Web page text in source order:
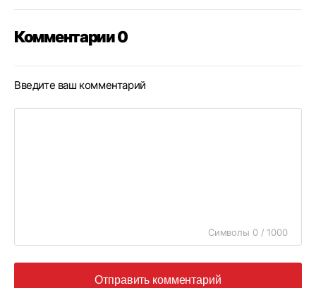
Комментарии 0
Введите ваш комментарий
Символы 0 / 1000
Отправить комментарий